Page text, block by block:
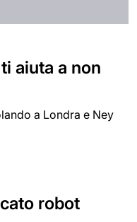
aiuta a non
a Londra e Ney
robot